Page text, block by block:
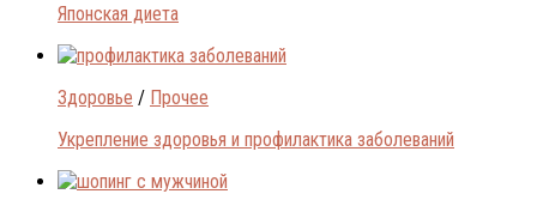
Японская диета
Здоровье / Прочее
Укрепление здоровья и профилактика заболеваний